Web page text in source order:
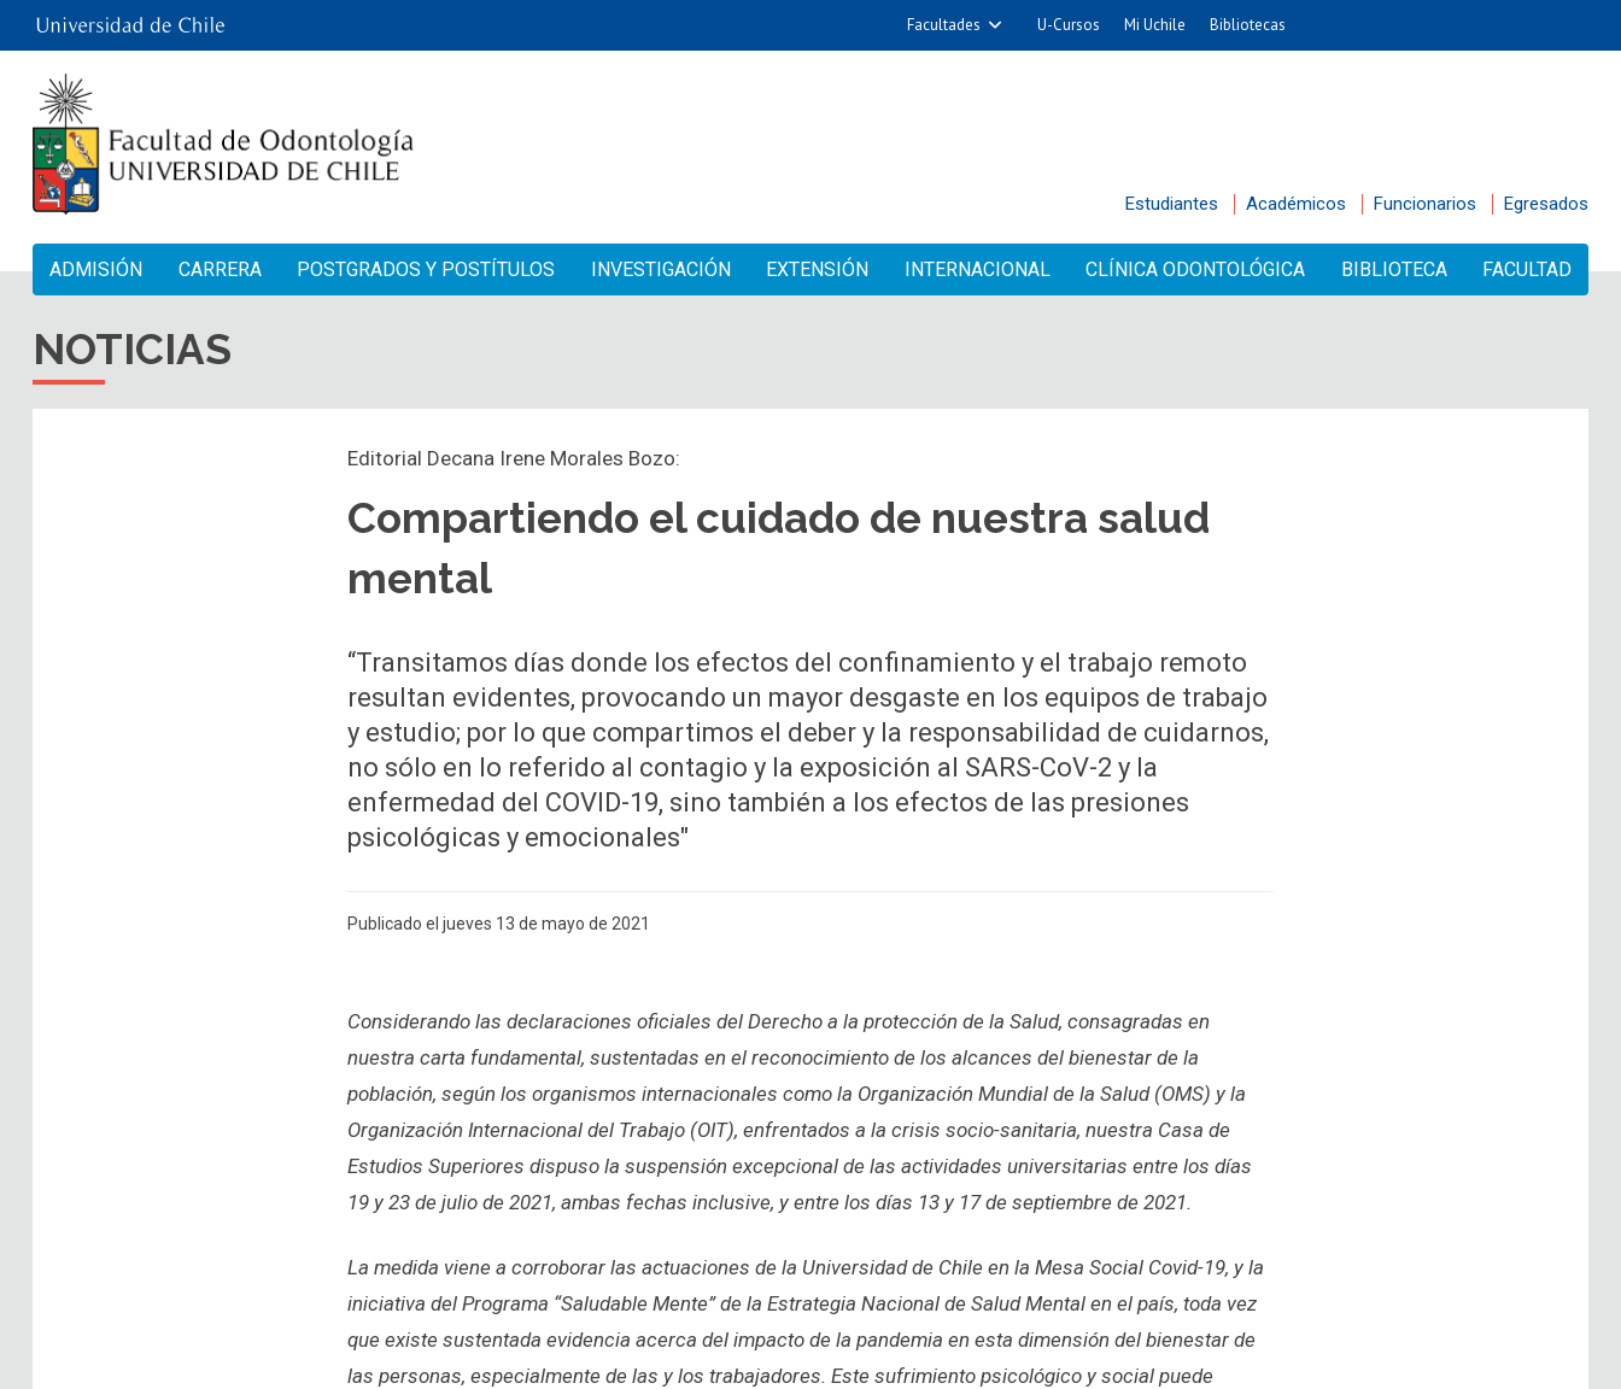
Facultades U-Cursos Mi Uchile Bibliotecas
Estudiantes Académicos Funcionarios Egresados
ADMISIÓN CARRERA POSTGRADOS Y POSTÍTULOS INVESTIGACIÓN EXTENSIÓN INTERNACIONAL CLÍNICA ODONTOLÓGICA BIBLIOTECA FACULTAD
NOTICIAS
Editorial Decana Irene Morales Bozo:
Compartiendo el cuidado de nuestra salud
mental
“Transitamos días donde los efectos del confinamiento y el trabajo remoto
resultan evidentes, provocando un mayor desgaste en los equipos de trabajo
y estudio; por lo que compartimos el deber y la responsabilidad de cuidarnos,
no sólo en lo referido al contagio y la exposición al SARS-CoV-2 y la
enfermedad del COVID-19, sino también a los efectos de las presiones
psicológicas y emocionales"
Publicado el jueves 13 de mayo de 2021
Considerando las declaraciones oficiales del Derecho a la protección de la Salud, consagradas en
nuestra carta fundamental, sustentadas en el reconocimiento de los alcances del bienestar de la
población, según los organismos internacionales como la Organización Mundial de la Salud (OMS) y la
Organización Internacional del Trabajo (OIT), enfrentados a la crisis socio-sanitaria, nuestra Casa de
Estudios Superiores dispuso la suspensión excepcional de las actividades universitarias entre los días
19 y 23 de julio de 2021, ambas fechas inclusive, y entre los días 13 y 17 de septiembre de 2021.
La medida viene a corroborar las actuaciones de la Universidad de Chile en la Mesa Social Covid-19, y la
iniciativa del Programa “Saludable Mente” de la Estrategia Nacional de Salud Mental en el país, toda vez
que existe sustentada evidencia acerca del impacto de la pandemia en esta dimensión del bienestar de
las personas, especialmente de las y los trabajadores. Este sufrimiento psicológico y social puede